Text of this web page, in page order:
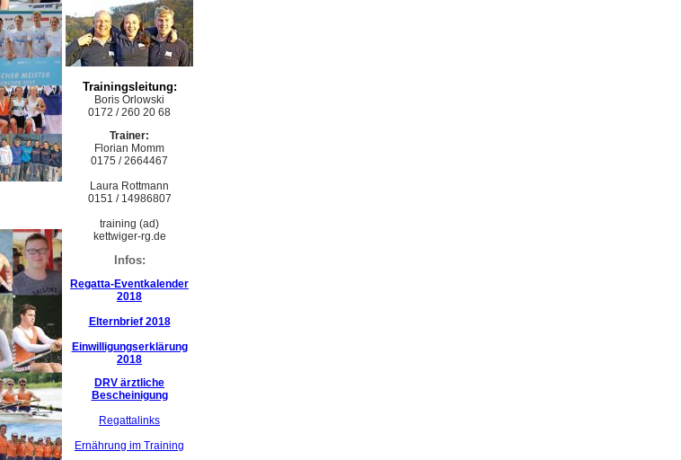
Trainingsleitung:
Boris Orlowski
0172 / 260 20 68
Trainer:
Florian Momm
0175 / 2664467
Laura Rottmann
0151 / 14986807
training (ad)
kettwiger-rg.de
Infos:
Regatta-Eventkalender
2018
Elternbrief 2018
Einwilligungserklärung
2018
DRV ärztliche
Bescheinigung
Regattalinks
Ernährung im Training